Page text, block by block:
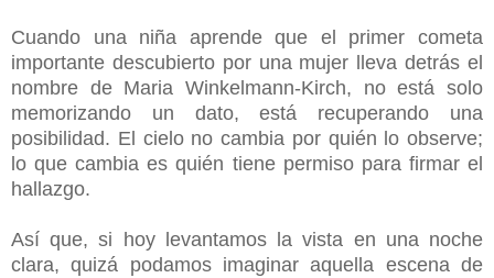
Cuando una niña aprende que el primer cometa
importante descubierto por una mujer lleva detrás el
nombre de Maria Winkelmann-Kirch, no está solo
memorizando un dato, está recuperando una
posibilidad. El cielo no cambia por quién lo observe;
lo que cambia es quién tiene permiso para firmar el
hallazgo.
Así que, si hoy levantamos la vista en una noche
clara, quizá podamos imaginar aquella escena de